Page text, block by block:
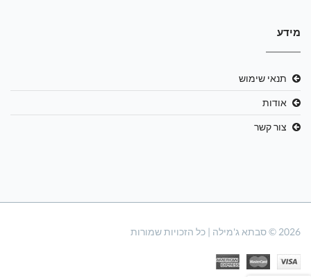
מידע
תנאי שימוש
אודות
צור קשר
2026 © סבתא ג'מילה | כל הזכויות שמורות